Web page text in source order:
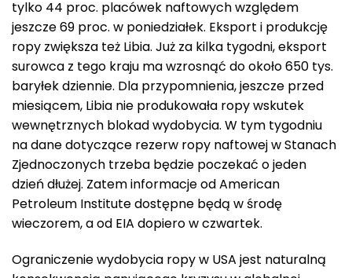
tylko 44 proc. placówek naftowych względem
jeszcze 69 proc. w poniedziałek. Eksport i produkcję
ropy zwiększa też Libia. Już za kilka tygodni, eksport
surowca z tego kraju ma wzrosnąć do około 650 tys.
baryłek dziennie. Dla przypomnienia, jeszcze przed
miesiącem, Libia nie produkowała ropy wskutek
wewnętrznych blokad wydobycia. W tym tygodniu
na dane dotyczące rezerw ropy naftowej w Stanach
Zjednoczonych trzeba będzie poczekać o jeden
dzień dłużej. Zatem informacje od American
Petroleum Institute dostępne będą w środę
wieczorem, a od EIA dopiero w czwartek.
Ograniczenie wydobycia ropy w USA jest naturalną